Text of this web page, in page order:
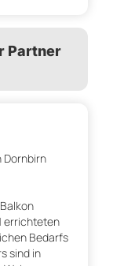
Partner
Dornbirn
errichteten
Bedarfs
sind in